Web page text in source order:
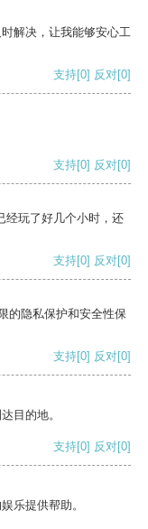
解决，让我能够安心工
支持[0] 反对[0]
支持[0] 反对[0]
经玩了好几个小时，还
支持[0] 反对[0]
的隐私保护和安全性保
支持[0] 反对[0]
目的地。
支持[0] 反对[0]
乐提供帮助。